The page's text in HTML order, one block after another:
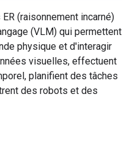
(raisonnement incarné)
(VLM) qui permettent
physique et d'interagir
visuelles, effectuent
planifient des tâches
des robots et des